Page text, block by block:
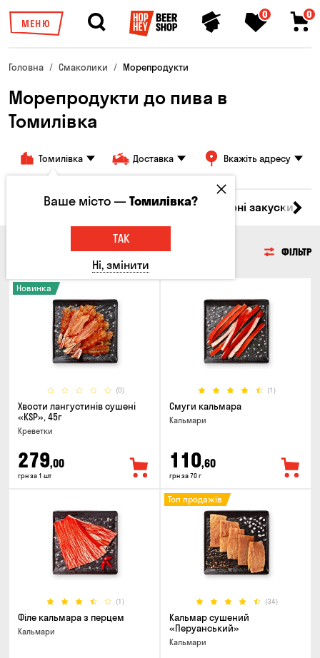
МЕНЮ
0 0
Головна Смаколики Морепродукти
Морепродукти до пива в
Томилівка
Томилівка Доставка Вкажіть адресу
М'ясо Риба Морепродукти Сирні закуски
МОРЕПРОДУКТИ ФІЛЬТР
(0)
Новинка
Хвости лангустинів сушені
«KSP», 45г
Креветки
279,00
грн за 1 шт
(1)
Смуги кальмара
Кальмари
110,60
грн за 70 г
(1)
Філе кальмара з перцем
Кальмари
(34)
Топ продажів
Кальмар сушений
«Перуанський»
Кальмари
Ваше місто —Томилівка?
ТАК
Ні, змінити